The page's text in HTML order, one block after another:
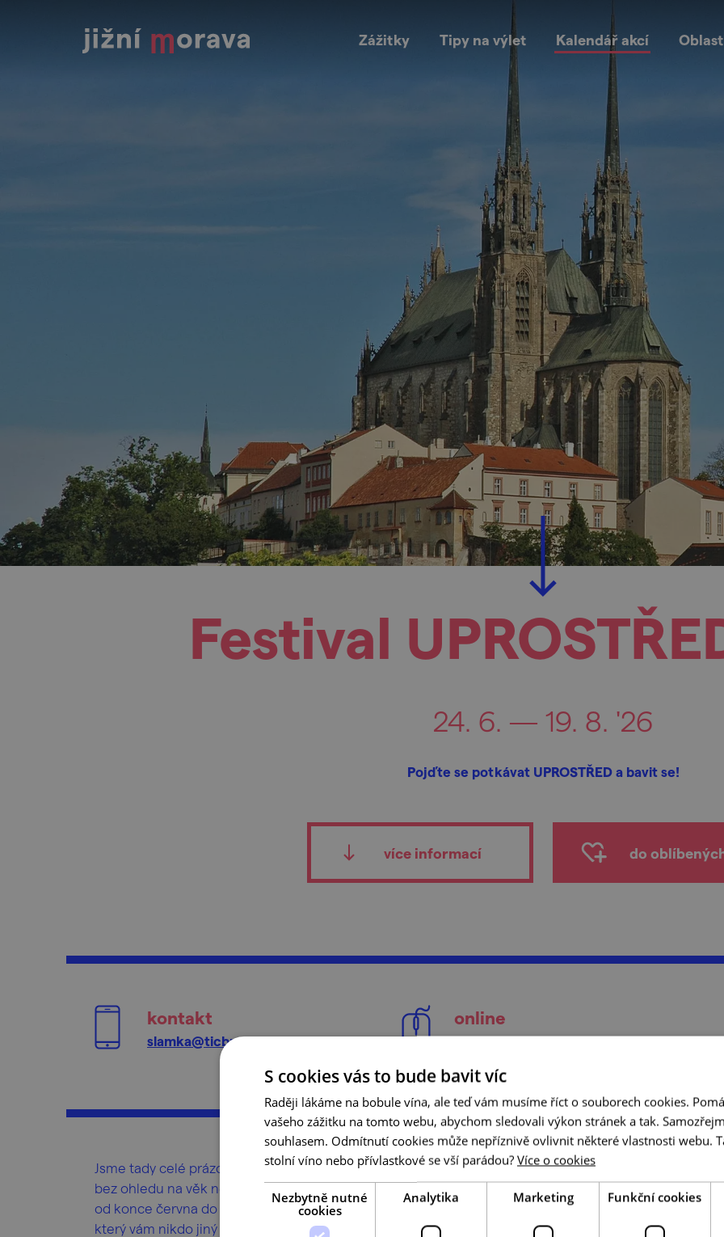
Zážitky Tipy na výlet Kalendář akcí
Festival
24. 6. — 19. 8. '26
Pojďte se potkávat UPROSTŘED a bavit se!
více informací do
kontakt
slamka@ticbrno.cz
online
webové stránky
Jsme tady celé prázdniny, zadarmo a pro všechny
bez ohledu na věk nebo vkus. Vychutnejte si s námi
od konce června do srpna v centru Brna kulturní koktejl,
který vám nikdo jiný nenamíchá.
S cookies vás to bude bavit víc
Raději lákáme na bobule vína, ale teď vám musíme říct o souborech cookies.
vašeho zážitku na tomto webu, abychom sledovali výkon stránek a tak.
souhlasem. Odmítnutí cookies může nepříznivě ovlivnit některé vlastnosti webu.
stolní víno nebo přívlastkové se vší parádou? Více o cookies
Nezbytně nutné
cookies
Analytika Marketing Funkční cookies